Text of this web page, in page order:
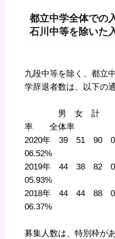
都立中学全体での
石川中等を除いた
九段中等を除く、都立
学辞退者数は、以下の
男 女 計 男
率 全体率
2020年 39 51 90
06.52%
2019年 44 38 82
05.93%
2018年 44 44 88
06.37%
募集人数は、特別枠が